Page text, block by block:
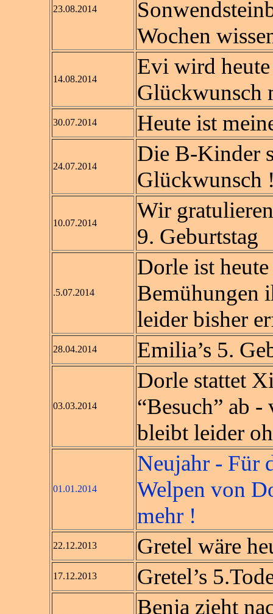
23.08.2014
Wochen
14.08.2014
Evi wird
Glückwunsch
30.07.2014 Heute ist
24.07.2014
Die B-Kinder
Glückwunsch
10.07.2014
Wir
9. Geburtstag
.5.07.2014
Dorle ist
Bemühungen
leider bisher
28.04.2014 Emilia’s 5.
03.03.2014
Dorle stattet
“Besuch” ab
bleibt leider
01.01.2014
Neujahr - Für
Welpen von
mehr !
22.12.2013 Gretel wäre
17.12.2013 Gretel’s
Benja zieht